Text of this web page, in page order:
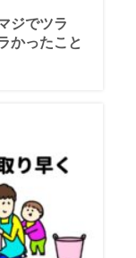
ジでツラ
かったこと